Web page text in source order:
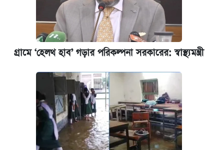
গ্রামে ‘হেলথ হাব’ গড়ার পরিকল্পনা সরকারের: স্বাস্থ্যমন্ত্রী